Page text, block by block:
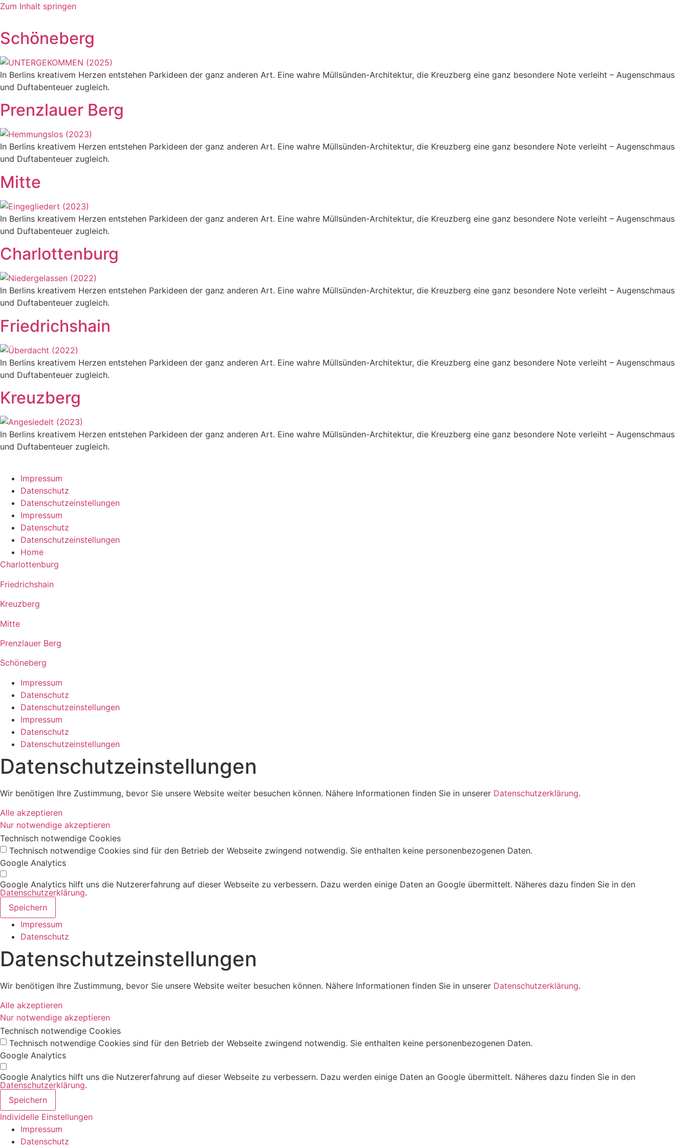
Zum Inhalt springen
Schöneberg
In Berlins kreativem Herzen entstehen Parkideen der ganz anderen Art. Eine wahre Müllsünden-Architektur, die Kreuzberg eine ganz besondere Note verleiht – Augenschmaus
und Duftabenteuer zugleich.
Prenzlauer Berg
In Berlins kreativem Herzen entstehen Parkideen der ganz anderen Art. Eine wahre Müllsünden-Architektur, die Kreuzberg eine ganz besondere Note verleiht – Augenschmaus
und Duftabenteuer zugleich.
Mitte
In Berlins kreativem Herzen entstehen Parkideen der ganz anderen Art. Eine wahre Müllsünden-Architektur, die Kreuzberg eine ganz besondere Note verleiht – Augenschmaus
und Duftabenteuer zugleich.
Charlottenburg
In Berlins kreativem Herzen entstehen Parkideen der ganz anderen Art. Eine wahre Müllsünden-Architektur, die Kreuzberg eine ganz besondere Note verleiht – Augenschmaus
und Duftabenteuer zugleich.
Friedrichshain
In Berlins kreativem Herzen entstehen Parkideen der ganz anderen Art. Eine wahre Müllsünden-Architektur, die Kreuzberg eine ganz besondere Note verleiht – Augenschmaus
und Duftabenteuer zugleich.
Kreuzberg
In Berlins kreativem Herzen entstehen Parkideen der ganz anderen Art. Eine wahre Müllsünden-Architektur, die Kreuzberg eine ganz besondere Note verleiht – Augenschmaus
und Duftabenteuer zugleich.
Impressum
Datenschutz
Datenschutzeinstellungen
Impressum
Datenschutz
Datenschutzeinstellungen
Home
Charlottenburg
Friedrichshain
Kreuzberg
Mitte
Prenzlauer Berg
Schöneberg
Impressum
Datenschutz
Datenschutzeinstellungen
Impressum
Datenschutz
Datenschutzeinstellungen
Datenschutz­einstellungen
Wir benötigen Ihre Zustimmung, bevor Sie unsere Website weiter besuchen können. Nähere Informationen finden Sie in unserer Datenschutzerklärung.
Alle akzeptieren
Nur notwendige akzeptieren
Technisch notwendige Cookies
Technisch notwendige Cookies sind für den Betrieb der Webseite zwingend notwendig. Sie enthalten keine personenbezogenen Daten.
Google Analytics
Google Analytics hilft uns die Nutzererfahrung auf dieser Webseite zu verbessern. Dazu werden einige Daten an Google übermittelt. Näheres dazu finden Sie in den
Datenschutzerklärung.
Speichern
Impressum
Datenschutz
Datenschutz­einstellungen
Wir benötigen Ihre Zustimmung, bevor Sie unsere Website weiter besuchen können. Nähere Informationen finden Sie in unserer Datenschutzerklärung.
Alle akzeptieren
Nur notwendige akzeptieren
Technisch notwendige Cookies
Technisch notwendige Cookies sind für den Betrieb der Webseite zwingend notwendig. Sie enthalten keine personenbezogenen Daten.
Google Analytics
Google Analytics hilft uns die Nutzererfahrung auf dieser Webseite zu verbessern. Dazu werden einige Daten an Google übermittelt. Näheres dazu finden Sie in den
Datenschutzerklärung.
Speichern
Individelle Einstellungen
Impressum
Datenschutz